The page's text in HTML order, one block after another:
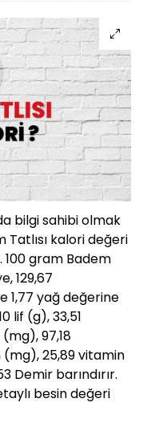
bilgi sahibi olmak
Tatlısı kalori değeri
gram Badem
129,67
1,77 yağ değerine
lif (g), 33,51
97,18
25,89 vitamin
Demir barındırır.
besin değeri